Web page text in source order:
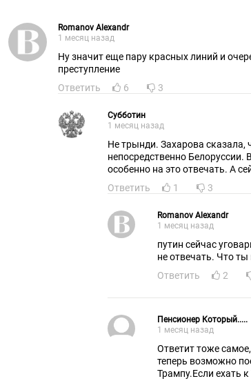
Romanov Alexandr
1 месяц назад
Ну значит еще пару красных линий и
преступление
Ответить
6 3
Субботин
1 месяц назад
Не трынди. Захарова сказала,
непосредственно Белоруссии.
особенно на это отвечать. А
Ответить
1 3
Romanov Alexandr
1 месяц назад
путин сейчас
не отвечать. Что ты
Ответить
2
Пенсионер Который.....
1 месяц назад
Ответит тоже
теперь возможно
Трампу.Если ехать